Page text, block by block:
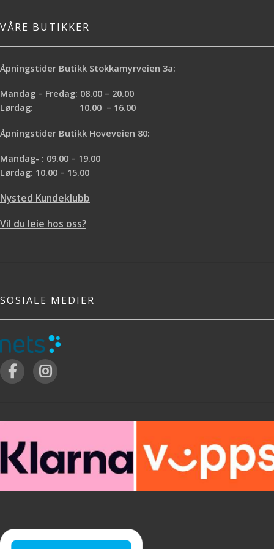
VÅRE BUTIKKER
Åpningstider Butikk Stokkamyrveien 3a:
Mandag – Fredag: 08.00 – 20.00
Lørdag: 10.00 – 16.00
Åpningstider Butikk Hoveveien 80:
Mandag- : 09.00 – 19.00
Lørdag: 10.00 – 15.00
Nysted Kundeklubb
Vil du leie hos oss?
SOSIALE MEDIER